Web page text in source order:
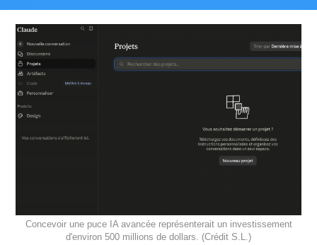
Concevoir une puce IA avancée représenterait un investissement
d'environ 500 millions de dollars. (Crédit S.L.)